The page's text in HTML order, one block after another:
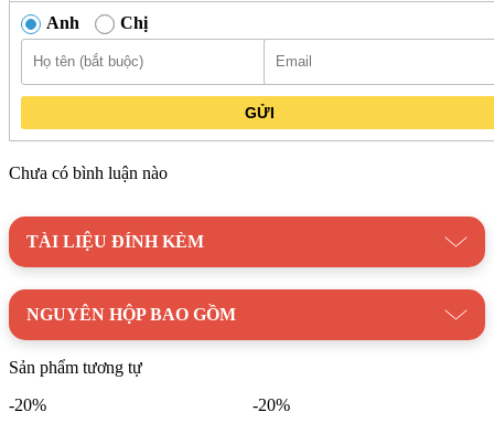
Anh Chị
GỬI
Chưa có bình luận nào
TÀI LIỆU ĐÍNH KÈM
NGUYÊN HỘP BAO GỒM
Sản phẩm tương tự
-20%
-20%